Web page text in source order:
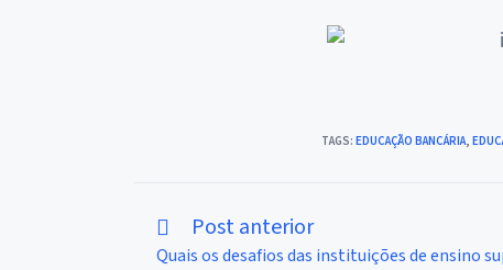
TAGS: EDUCAÇÃO BANCÁRIA,
Leia
mais
artigos
Post anterior
Quais os desafios das instituições de ensino